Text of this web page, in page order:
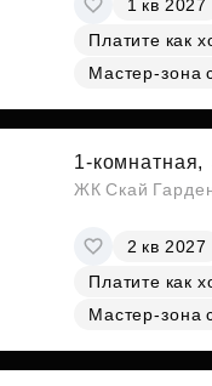
Субсидии
1 кв 2027
Платите как
Мастер-зона
1-комнатная,
ЖК Скай
2 кв 2027
Платите как
Мастер-зона